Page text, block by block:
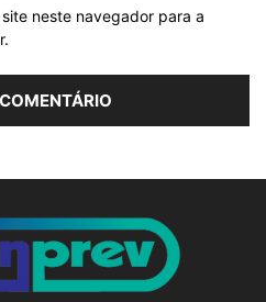
neste navegador para a